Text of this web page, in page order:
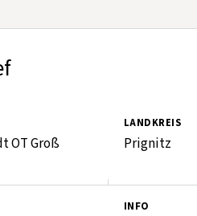
OT Groß
LANDKREIS
Prignitz
INFO